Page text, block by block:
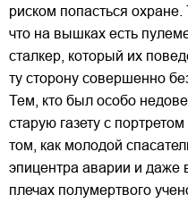
риском попасться
что на вышках есть
сталкер, который их
ту сторону совершенно
Тем, кто был особо
старую газету с
том, как молодой
эпицентра аварии и даже
плечах полумертвого